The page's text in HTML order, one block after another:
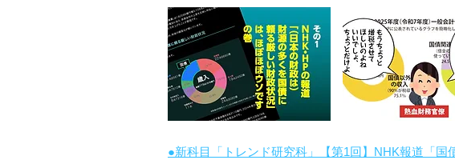
●新科目「トレンド研究科」【第1回】NHK報道「国